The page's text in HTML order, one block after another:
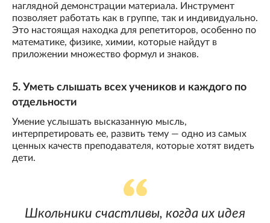
наглядной демонстрации материала. Инструмент
позволяет работать как в группе, так и индивидуально.
Это настоящая находка для репетиторов, особенно по
математике, физике, химии, которые найдут в
приложении множество формул и знаков.
5. Уметь слышать всех учеников и каждого по
отдельности
Умение услышать высказанную мысль,
интерпретировать ее, развить тему — одно из самых
ценных качеств преподавателя, которые хотят видеть
дети.
Школьники счастливы, когда их идея